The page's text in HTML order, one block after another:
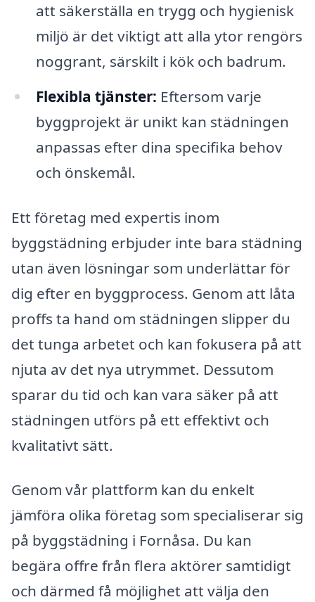
att säkerställa en trygg och hygienisk
miljö är det viktigt att alla ytor rengörs
noggrant, särskilt i kök och badrum.
Flexibla tjänster: Eftersom varje
byggprojekt är unikt kan städningen
anpassas efter dina specifika behov
och önskemål.
Ett företag med expertis inom
byggstädning erbjuder inte bara städning
utan även lösningar som underlättar för
dig efter en byggprocess. Genom att låta
proffs ta hand om städningen slipper du
det tunga arbetet och kan fokusera på att
njuta av det nya utrymmet. Dessutom
sparar du tid och kan vara säker på att
städningen utförs på ett effektivt och
kvalitativt sätt.
Genom vår plattform kan du enkelt
jämföra olika företag som specialiserar sig
på byggstädning i Fornåsa. Du kan
begära offre från flera aktörer samtidigt
och därmed få möjlighet att välja den